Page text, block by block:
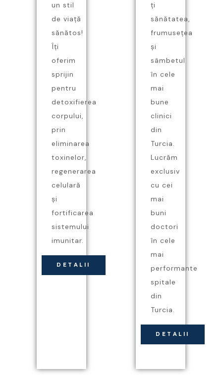
un stil
de viață
sănătos!
Îți
oferim
sprijin
pentru
detoxifierea
corpului,
prin
eliminarea
toxinelor,
regenerarea
celulară
și
fortificarea
sistemului
imunitar.
DETALII
ți
sănătatea,
frumusețea
și
sâmbetul
în cele
mai
bune
clinici
din
Turcia.
Lucrăm
exclusiv
cu cei
mai
buni
doctori
în cele
mai
performante
spitale
din
Turcia.
DETALII